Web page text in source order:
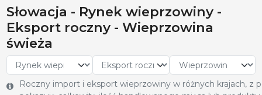
Słowacja - Rynek wieprzowiny -
Eksport roczny - Wieprzowina
świeża
Roczny import i eksport wieprzowiny w różnych krajach, z